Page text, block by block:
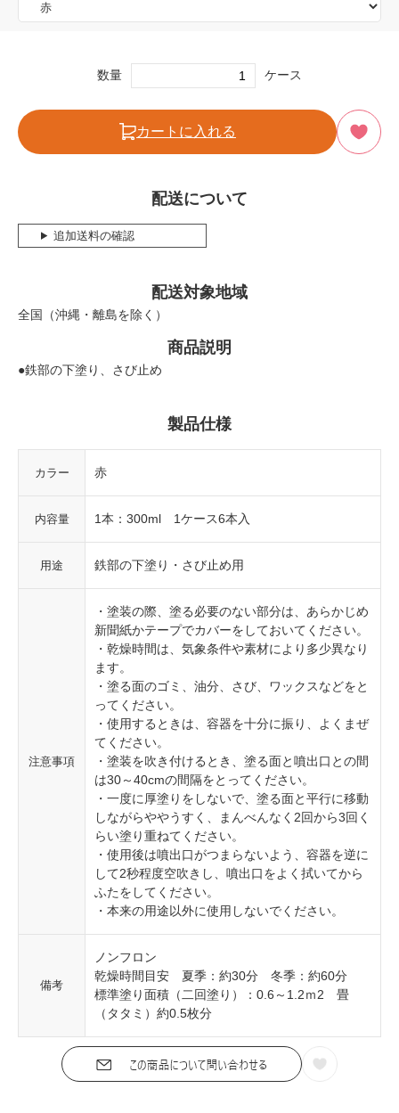
数量 ケース
カートに入れる
配送について
追加送料の確認
配送対象地域
全国（沖縄・離島を除く）
商品説明
●鉄部の下塗り、さび止め
製品仕様
カラー 赤
内容量 1本：300ml 1ケース6本入
用途 鉄部の下塗り・さび止め用
注意事項
・塗装の際、塗る必要のない部分は、あらかじめ
新聞紙かテープでカバーをしておいてください。
・乾燥時間は、気象条件や素材により多少異なり
ます。
・塗る面のゴミ、油分、さび、ワックスなどをと
ってください。
・使用するときは、容器を十分に振り、よくまぜ
てください。
・塗装を吹き付けるとき、塗る面と噴出口との間
は30～40cmの間隔をとってください。
・一度に厚塗りをしないで、塗る面と平行に移動
しながらややうすく、まんべんなく2回から3回く
らい塗り重ねてください。
・使用後は噴出口がつまらないよう、容器を逆に
して2秒程度空吹きし、噴出口をよく拭いてから
ふたをしてください。
・本来の用途以外に使用しないでください。
備考
ノンフロン
乾燥時間目安 夏季：約30分 冬季：約60分
標準塗り面積（二回塗り）：0.6～1.2ｍ2 畳
（タタミ）約0.5枚分